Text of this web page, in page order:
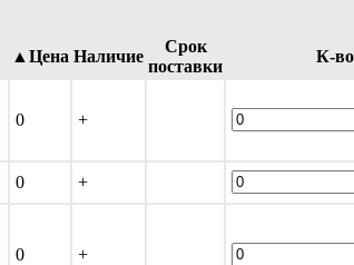
▲Цена Наличие
Срок
поставки
К-во
0 +
0 +
0 +